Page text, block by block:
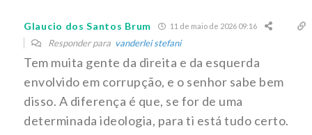
Glaucio dos Santos Brum 11 de maio de 2026 09:16
Responder para vanderlei stefani
Tem muita gente da direita e da esquerda
envolvido em corrupção, e o senhor sabe bem
disso. A diferença é que, se for de uma
determinada ideologia, para ti está tudo certo.